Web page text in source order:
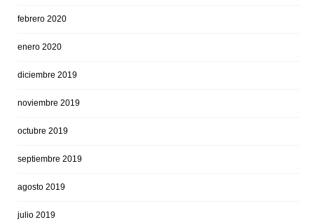
febrero 2020
enero 2020
diciembre 2019
noviembre 2019
octubre 2019
septiembre 2019
agosto 2019
julio 2019